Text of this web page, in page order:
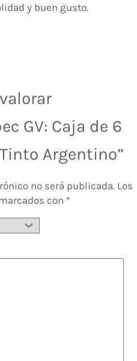
y buen gusto.
GV: Caja de 6
Argentino”
no será publicada. Los
con *